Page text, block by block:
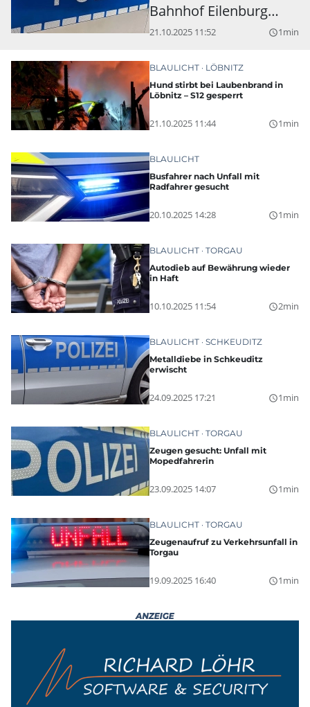
Bahnhof Eilenburg
gesprengt
21.10.2025 11:52 query_builder1min
BLAULICHT
LÖBNITZ
Hund stirbt bei Laubenbrand in
Löbnitz – S12 gesperrt
21.10.2025 11:44 query_builder1min
BLAULICHT
Busfahrer nach Unfall mit
Radfahrer gesucht
20.10.2025 14:28 query_builder1min
BLAULICHT TORGAU
Autodieb auf Bewährung wieder
in Haft
10.10.2025 11:54 query_builder2min
BLAULICHT SCHKEUDITZ
Metalldiebe in Schkeuditz
erwischt
24.09.2025 17:21 query_builder1min
BLAULICHT TORGAU
Zeugen gesucht: Unfall mit
Mopedfahrerin
23.09.2025 14:07 query_builder1min
BLAULICHT TORGAU
Zeugenaufruf zu Verkehrsunfall in
Torgau
19.09.2025 16:40 query_builder1min